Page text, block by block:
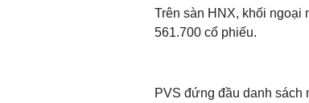
Trên sàn HNX, khối
561.700 cổ phiếu.
PVS đứng đầu danh sách